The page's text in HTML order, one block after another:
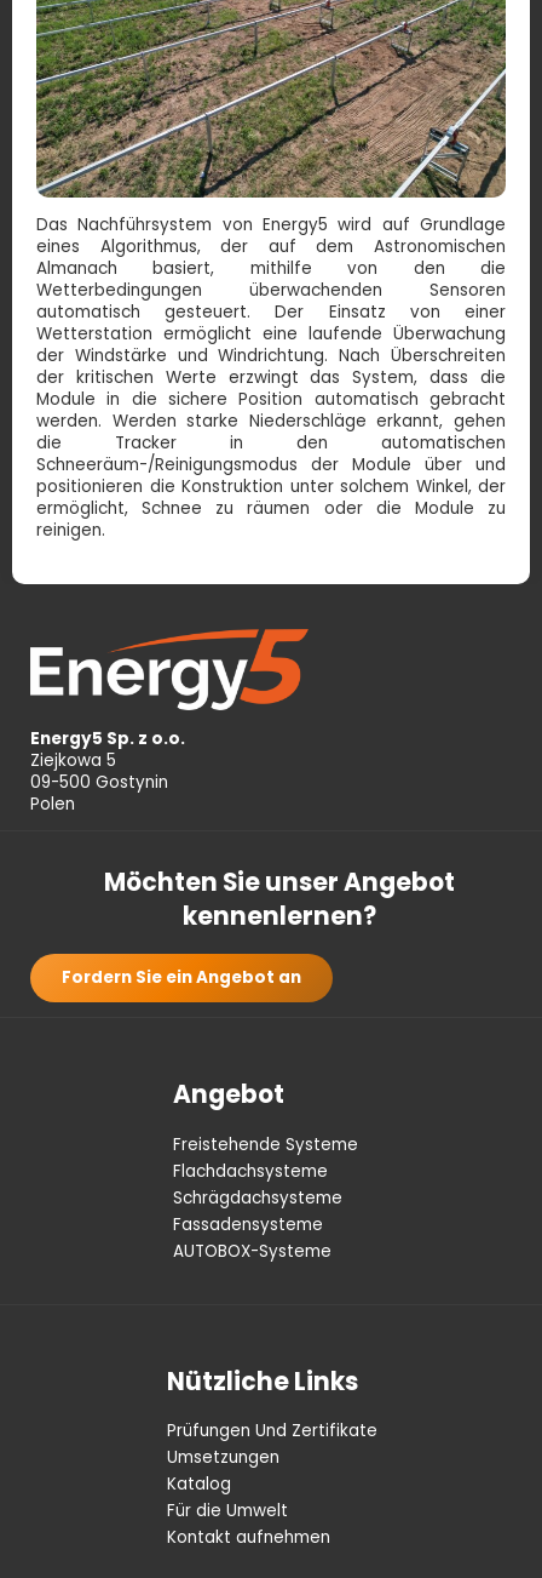
Das Nachführsystem von Energy5 wird auf Grundlage
eines Algorithmus, der auf dem Astronomischen
Almanach basiert, mithilfe von den die
Wetterbedingungen überwachenden Sensoren
automatisch gesteuert. Der Einsatz von einer
Wetterstation ermöglicht eine laufende Überwachung
der Windstärke und Windrichtung. Nach Überschreiten
der kritischen Werte erzwingt das System, dass die
Module in die sichere Position automatisch gebracht
werden. Werden starke Niederschläge erkannt, gehen
die Tracker in den automatischen
Schneeräum-/Reinigungsmodus der Module über und
positionieren die Konstruktion unter solchem Winkel, der
ermöglicht, Schnee zu räumen oder die Module zu
reinigen.
Energy5 Sp. z o.o.
Ziejkowa 5
09-500 Gostynin
Polen
Möchten Sie unser Angebot
kennenlernen?
Fordern Sie ein Angebot an
Angebot
Freistehende Systeme
Flachdachsysteme
Schrägdachsysteme
Fassadensysteme
AUTOBOX-Systeme
Nützliche Links
Prüfungen Und Zertifikate
Umsetzungen
Katalog
Für die Umwelt
Kontakt aufnehmen